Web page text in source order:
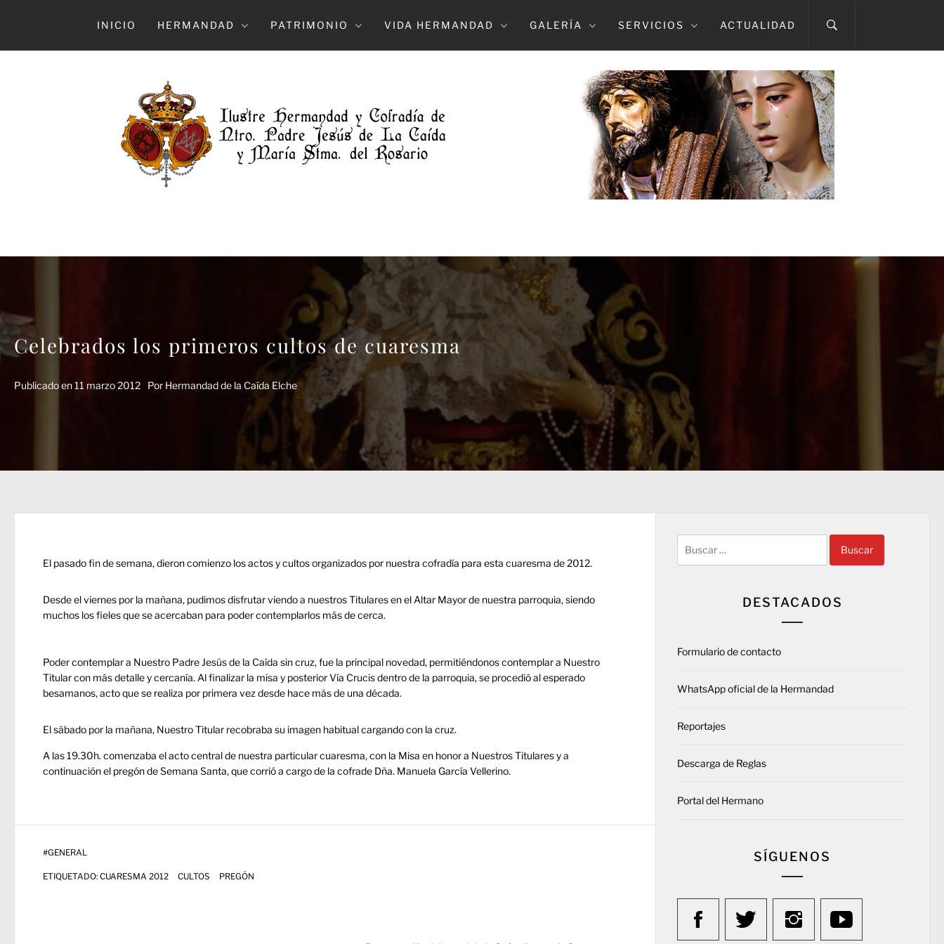
INICIO HERMANDAD PATRIMONIO VIDA HERMANDAD GALERÍA SERVICIOS ACTUALIDAD
HERMANDAD DE LA CAÍDA
Celebrados los primeros cultos de cuaresma
Publicado en11 marzo 2012 Por Hermandad de la Caída Elche
El pasado fin de semana, dieron comienzo los actos y cultos organizados por nuestra cofradía para esta cuaresma de 2012.
Desde el viernes por la mañana, pudimos disfrutar viendo a nuestros Titulares en el Altar Mayor de nuestra parroquia, siendo
muchos los fieles que se acercaban para poder contemplarlos más de cerca.
Poder contemplar a Nuestro Padre Jesús de la Caída sin cruz, fue la principal novedad, permitiéndonos contemplar a Nuestro
Titular con más detalle y cercanía. Al finalizar la misa y posterior Vía Crucis dentro de la parroquia, se procedió al esperado
besamanos, acto que se realiza por primera vez desde hace más de una década.
El sábado por la mañana, Nuestro Titular recobraba su imagen habitual cargando con la cruz.
A las 19.30h. comenzaba el acto central de nuestra particular cuaresma, con la Misa en honor a Nuestros Titulares y a
continuación el pregón de Semana Santa, que corrió a cargo de la cofrade Dña. Manuela García Vellerino.
#GENERAL
ETIQUETADO: CUARESMA 2012 CULTOS PREGÓN
DESTACADOS
Formulario de contacto
WhatsApp oficial de la Hermandad
Reportajes
Descarga de Reglas
Portal del Hermano
SÍGUENOS